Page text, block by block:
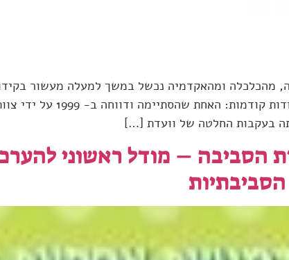
ומהאקדמיה נכשל במשך למעלה מעשור
בעקבות החלטה של וועדת […]
הסביבה – מודל ראשוני